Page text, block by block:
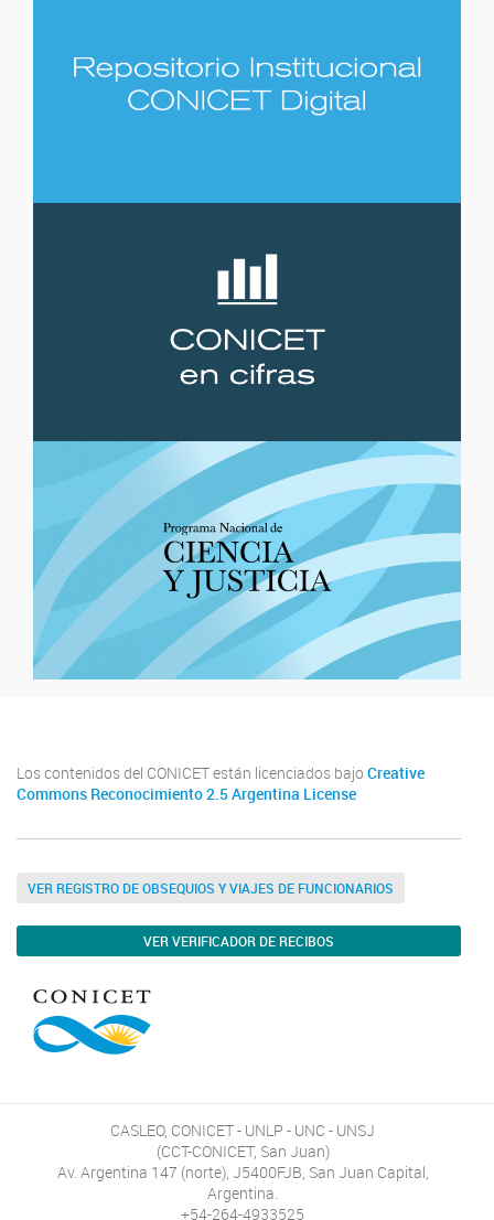
Los contenidos del CONICET están licenciados bajo Creative
Commons Reconocimiento 2.5 Argentina License
VER REGISTRO DE OBSEQUIOS Y VIAJES DE FUNCIONARIOS
VER VERIFICADOR DE RECIBOS
CASLEO, CONICET - UNLP - UNC - UNSJ
(CCT-CONICET, San Juan)
Av. Argentina 147 (norte), J5400FJB, San Juan Capital,
Argentina.
+54-264-4933525